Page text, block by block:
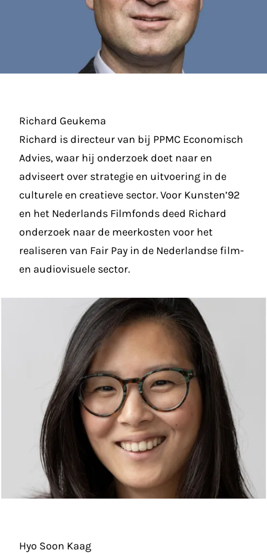
Richard Geukema
Richard is directeur van bij PPMC Economisch
Advies, waar hij onderzoek doet naar en
adviseert over strategie en uitvoering in de
culturele en creatieve sector. Voor Kunsten’92
en het Nederlands Filmfonds deed Richard
onderzoek naar de meerkosten voor het
realiseren van Fair Pay in de Nederlandse film-
en audiovisuele sector.
Hyo Soon Kaag